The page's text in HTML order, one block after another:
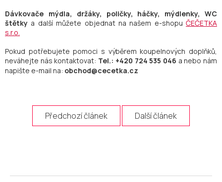
Dávkovače mýdla, držáky, poličky, háčky, mýdlenky, WC
štětky a další můžete objednat na našem e-shopu ČEČETKA
s.r.o.
Pokud potřebujete pomoci s výběrem koupelnových doplňků,
neváhejte nás kontaktovat: Tel.: +420 724 535 046 a nebo nám
napište e-mail na: obchod@cecetka.cz
Předchozí článek Další článek